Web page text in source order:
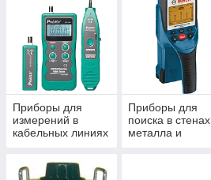
Приборы для
измерений в
кабельных линиях
Приборы для
поиска в стенах
металла и